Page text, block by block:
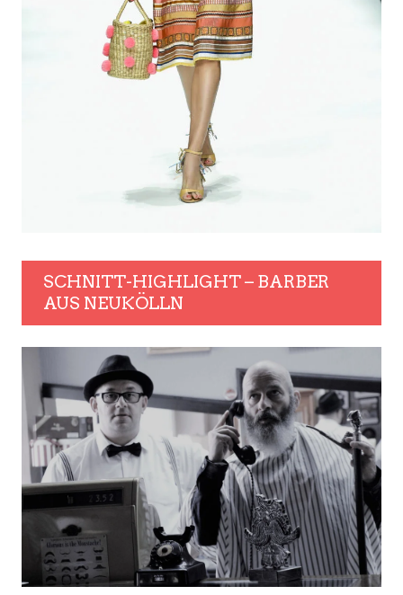
SCHNITT-HIGHLIGHT – BARBER
AUS NEUKÖLLN